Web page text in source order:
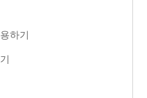
하기